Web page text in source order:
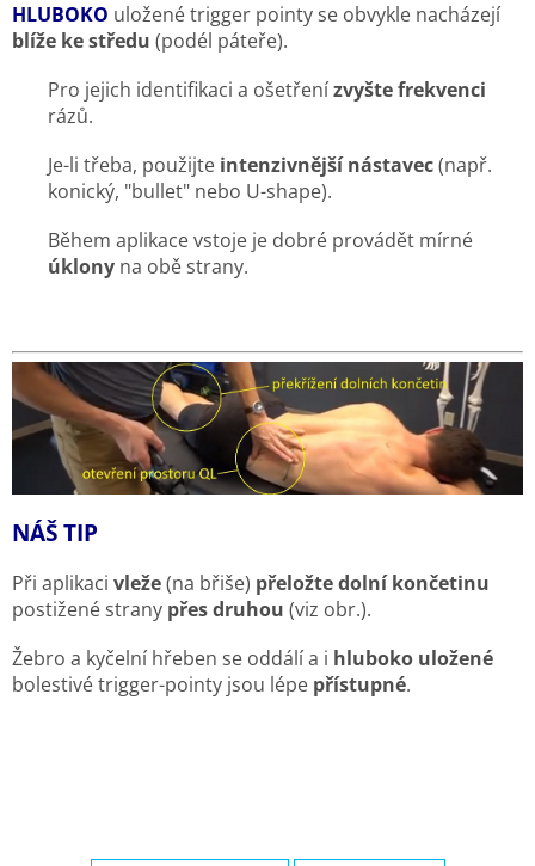
HLUBOKO uložené trigger pointy se obvykle nacházejí
blíže ke středu (podél páteře).
Pro jejich identifikaci a ošetřenízvyšte frekvenci
rázů.
Je-li třeba, použijte intenzivnější nástavec(např.
konický, "bullet" nebo U-shape).
Během aplikace vstoje je dobré provádět mírné
úklony na obě strany.
NÁŠ TIP
Při aplikaci vleže(na břiše) přeložte dolní končetinu
postižené strany přes druhou (viz obr.).
Žebro a kyčelní hřeben se oddálí a i hluboko uložené
bolestivé trigger-pointy jsou lépe přístupné.